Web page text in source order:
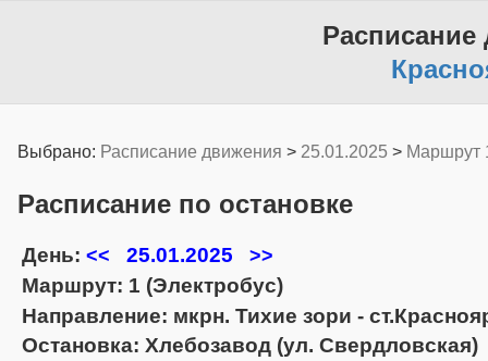
Расписание
Выбрано: Расписание движения > 25.01.2025 > Маршрут
Расписание по остановке
День: << 25.01.2025 >>
Маршрут: 1 (Электробус)
Направление: мкрн. Тихие зори -
Остановка: Хлебозавод (ул. Свердловская)